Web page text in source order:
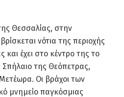
Θεσσαλίας, στην
νότια της περιοχής
έχει στο κέντρο της το
Σπήλαιο της Θεόπετρας,
Οι βράχοι των
μνημείο παγκόσμιας